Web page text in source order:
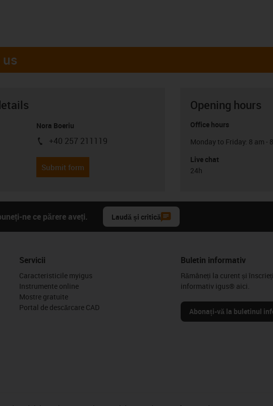
Nora Boeriu
igus-icon-phone
+40 257 211119
Submit form
Opening hours
Office hours
Monday to Friday: 8 am -
Live chat
24h
ne ce părere aveți. Laudă și critică
Servicii
Caracteristicile myigus
Instrumente online
Mostre gratuite
Portal de descărcare CAD
Buletin informativ
Rămâneți la curent și
informativ igus® aici.
Abonați-vă la buletinul